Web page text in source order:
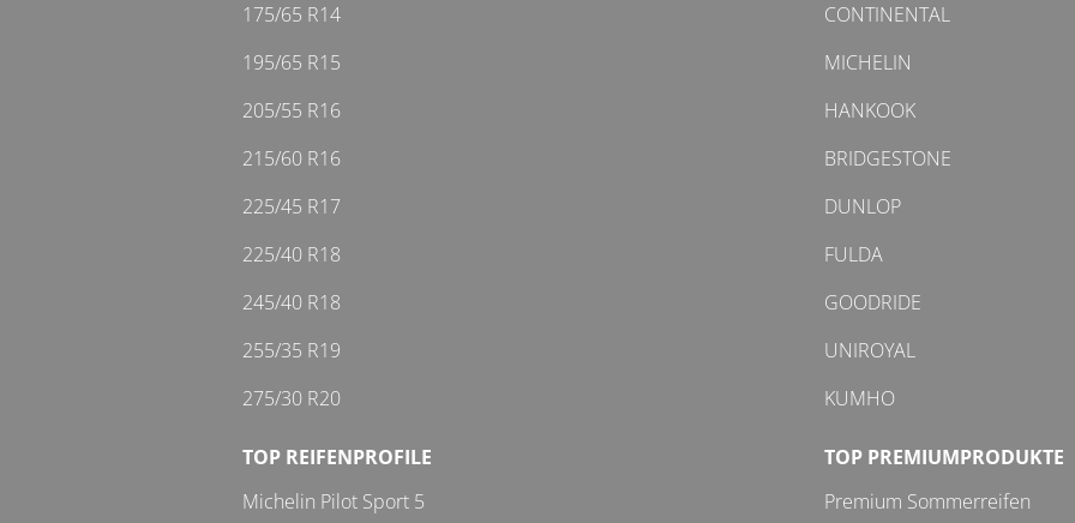
175/65 R14
195/65 R15
205/55 R16
215/60 R16
225/45 R17
225/40 R18
245/40 R18
255/35 R19
275/30 R20
CONTINENTAL
MICHELIN
HANKOOK
BRIDGESTONE
DUNLOP
FULDA
GOODRIDE
UNIROYAL
KUMHO
TOP REIFENPROFILE
Michelin Pilot Sport 5
TOP PREMIUMPRODUKTE
Premium Sommerreifen